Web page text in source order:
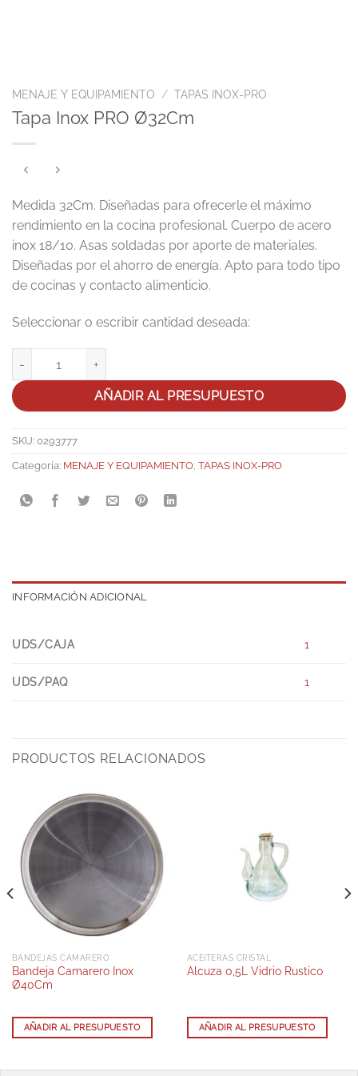
MENAJE Y EQUIPAMIENTO / TAPAS INOX-PRO
Tapa Inox PRO Ø32Cm
Medida 32Cm. Diseñadas para ofrecerle el máximo
rendimiento en la cocina profesional. Cuerpo de acero
inox 18/10. Asas soldadas por aporte de materiales.
Diseñadas por el ahorro de energía. Apto para todo tipo
de cocinas y contacto alimenticio.
AÑADIR AL PRESUPUESTO
SKU: 0293777
Categoría: MENAJE Y EQUIPAMIENTO, TAPAS INOX-PRO
INFORMACIÓN ADICIONAL
UDS/CAJA 1
UDS/PAQ 1
PRODUCTOS RELACIONADOS
BANDEJAS CAMARERO
Bandeja Camarero Inox
Ø40Cm
AÑADIR AL PRESUPUESTO
ACEITERAS CRISTAL
Alcuza 0,5L Vidrio Rustico
AÑADIR AL PRESUPUESTO